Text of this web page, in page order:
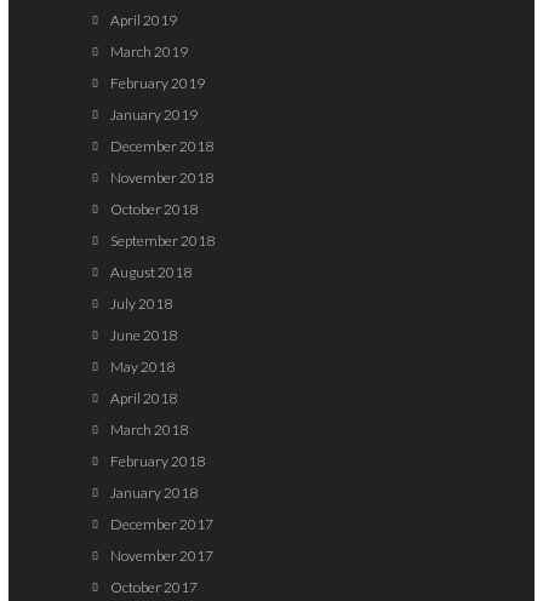
April 2019
March 2019
February 2019
January 2019
December 2018
November 2018
October 2018
September 2018
August 2018
July 2018
June 2018
May 2018
April 2018
March 2018
February 2018
January 2018
December 2017
November 2017
October 2017